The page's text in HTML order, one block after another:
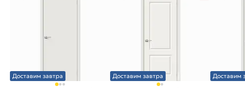
Доставим завтра Доставим завтра Доставим